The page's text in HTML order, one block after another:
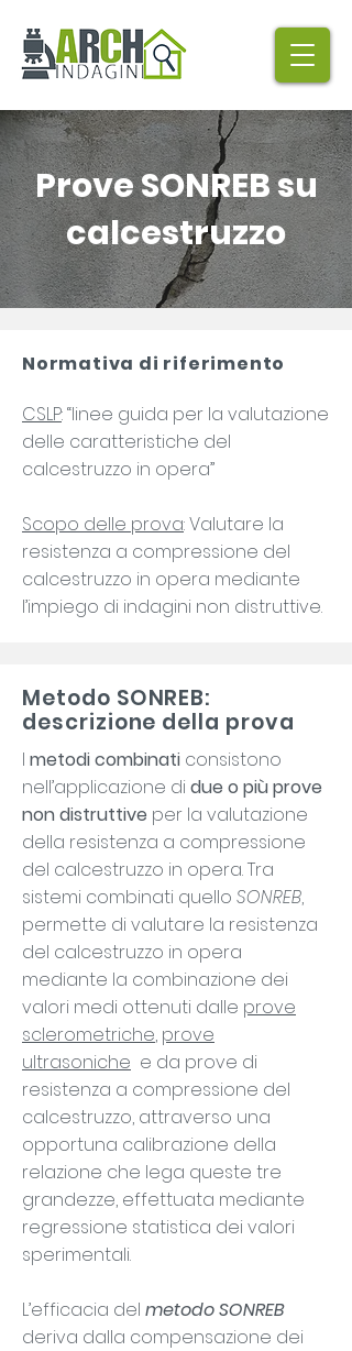
Prove SONREB su
calcestruzzo
Normativa di riferimento
CSLP: “linee guida per la valutazione
delle caratteristiche del
calcestruzzo in opera”
Scopo delle prova: Valutare la
resistenza a compressione del
calcestruzzo in opera mediante
l’impiego di indagini non distruttive.
Metodo SONREB:
descrizione della prova
I metodi combinati consistono
nell’applicazione di due o più prove
non distruttive per la valutazione
della resistenza a compressione
del calcestruzzo in opera. Tra
sistemi combinati quello SONREB,
permette di valutare la resistenza
del calcestruzzo in opera
mediante la combinazione dei
valori medi ottenuti dalle prove
sclerometriche, prove
ultrasoniche e da prove di
resistenza a compressione del
calcestruzzo, attraverso una
opportuna calibrazione della
relazione che lega queste tre
grandezze, effettuata mediante
regressione statistica dei valori
sperimentali.
L’efficacia del metodo SONREB
deriva dalla compensazione dei